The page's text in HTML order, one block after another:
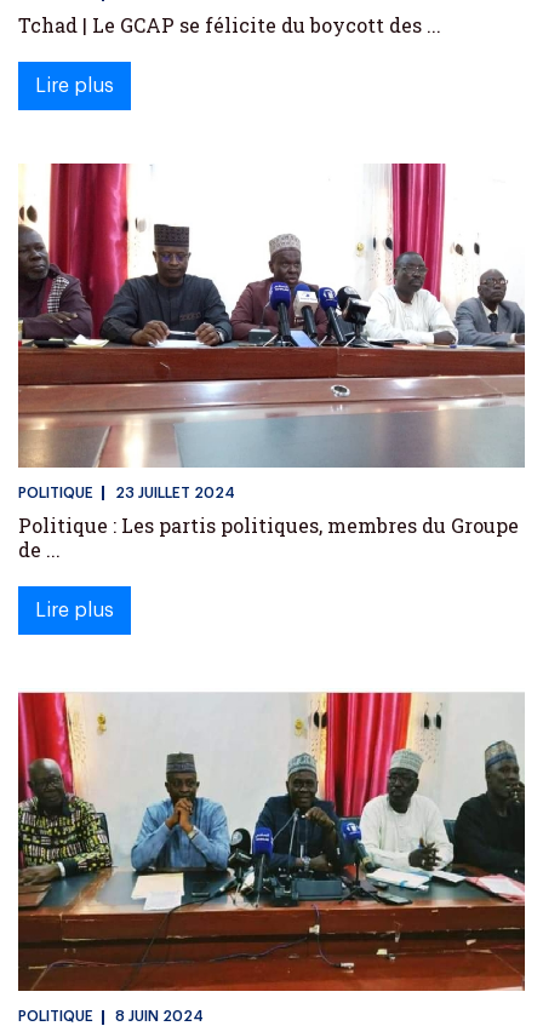
Tchad | Le GCAP se félicite du boycott des ...
Lire plus
POLITIQUE 23 JUILLET 2024
Politique : Les partis politiques, membres du Groupe
de ...
Lire plus
POLITIQUE 8 JUIN 2024